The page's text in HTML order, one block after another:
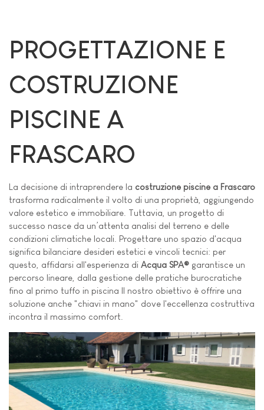
PROGETTAZIONE E
COSTRUZIONE
PISCINE A
FRASCARO
La decisione di intraprendere la costruzione piscine a Frascaro
trasforma radicalmente il volto di una proprietà, aggiungendo
valore estetico e immobiliare. Tuttavia, un progetto di
successo nasce da un’attenta analisi del terreno e delle
condizioni climatiche locali. Progettare uno spazio d'acqua
significa bilanciare desideri estetici e vincoli tecnici: per
questo, affidarsi all'esperienza di Acqua SPA® garantisce un
percorso lineare, dalla gestione delle pratiche burocratiche
fino al primo tuffo in piscina Il nostro obiettivo è offrire una
soluzione anche "chiavi in mano" dove l'eccellenza costruttiva
incontra il massimo comfort.